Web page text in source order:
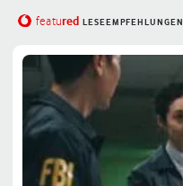
featured LESEEMPFEHLUNGEN